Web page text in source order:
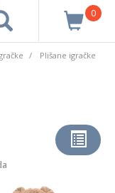
0
Plišane igračke